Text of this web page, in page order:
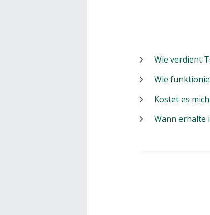
Wie verdient
Wie
Kostet es
Wann erhalte